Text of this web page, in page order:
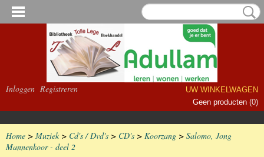
Inloggen Registreren
UW WINKELWAGEN
Geen producten (0)
Home > Muziek> Cd's / Dvd's > CD's > Koorzang > Salomo, Jong
Mannenkoor - deel 2